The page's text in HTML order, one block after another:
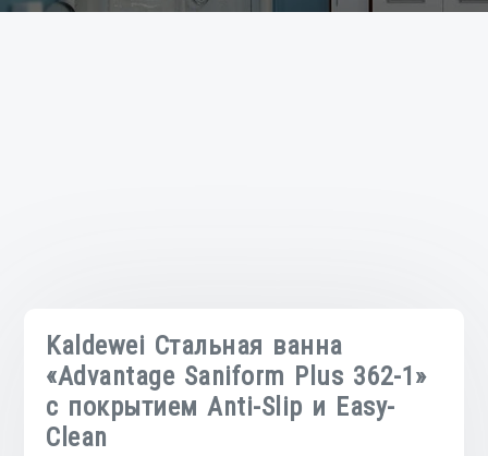
Kaldewei Стальная ванна
«Advantage Saniform Plus 362-1»
с покрытием Anti-Slip и Easy-
Clean